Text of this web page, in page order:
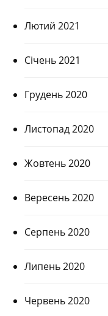
Лютий 2021
Січень 2021
Грудень 2020
Листопад 2020
Жовтень 2020
Вересень 2020
Серпень 2020
Липень 2020
Червень 2020